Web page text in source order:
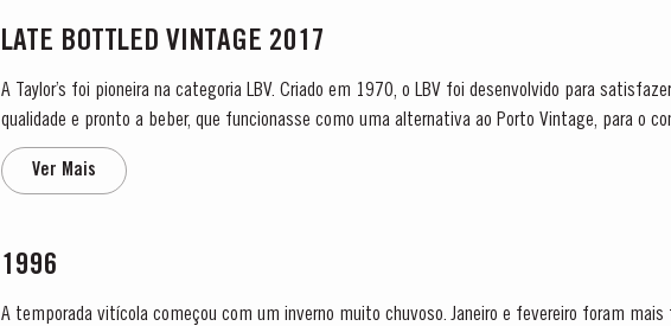
LATE BOTTLED VINTAGE 2017
A Taylor’s foi pioneira na categoria LBV. Criado em 1970, o LBV foi desenvolvido para
qualidade e pronto a beber, que funcionasse como uma alternativa ao Porto Vintage, para o
Porto Vintage, que é engarrafado após dois anos em madeira e que...
Ver Mais
1996
A temporada vitícola começou com um inverno muito chuvoso. Janeiro e fevereiro foram mais